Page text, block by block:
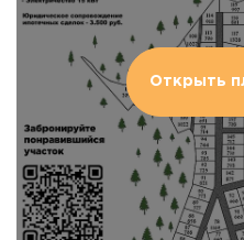
Открыть